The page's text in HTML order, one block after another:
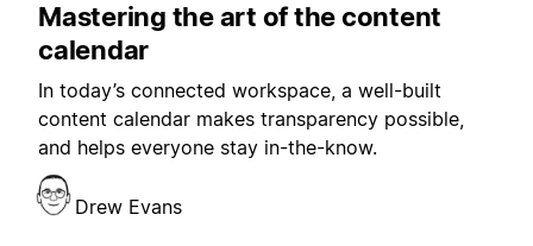
Mastering the art of the content
calendar
In today’s connected workspace, a well-built
content calendar makes transparency possible,
and helps everyone stay in-the-know.
Drew Evans